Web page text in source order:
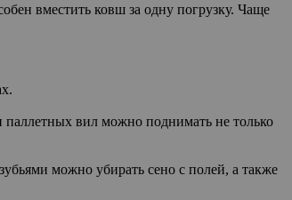
вместить ковш за одну погрузку. Чаще
паллетных вил можно поднимать не только
можно убирать сено с полей, а также